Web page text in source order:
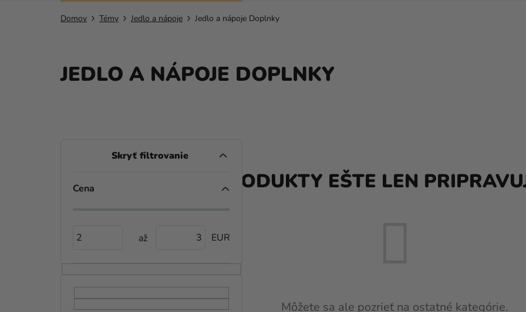
Domov Témy Jedlo a nápoje Jedlo a nápoje Doplnky
JEDLO A NÁPOJE DOPLNKY
A
Cena
2 3
PRODUKTY EŠTE LEN
Môžete sa ale pozrieť na ostatné kategórie.